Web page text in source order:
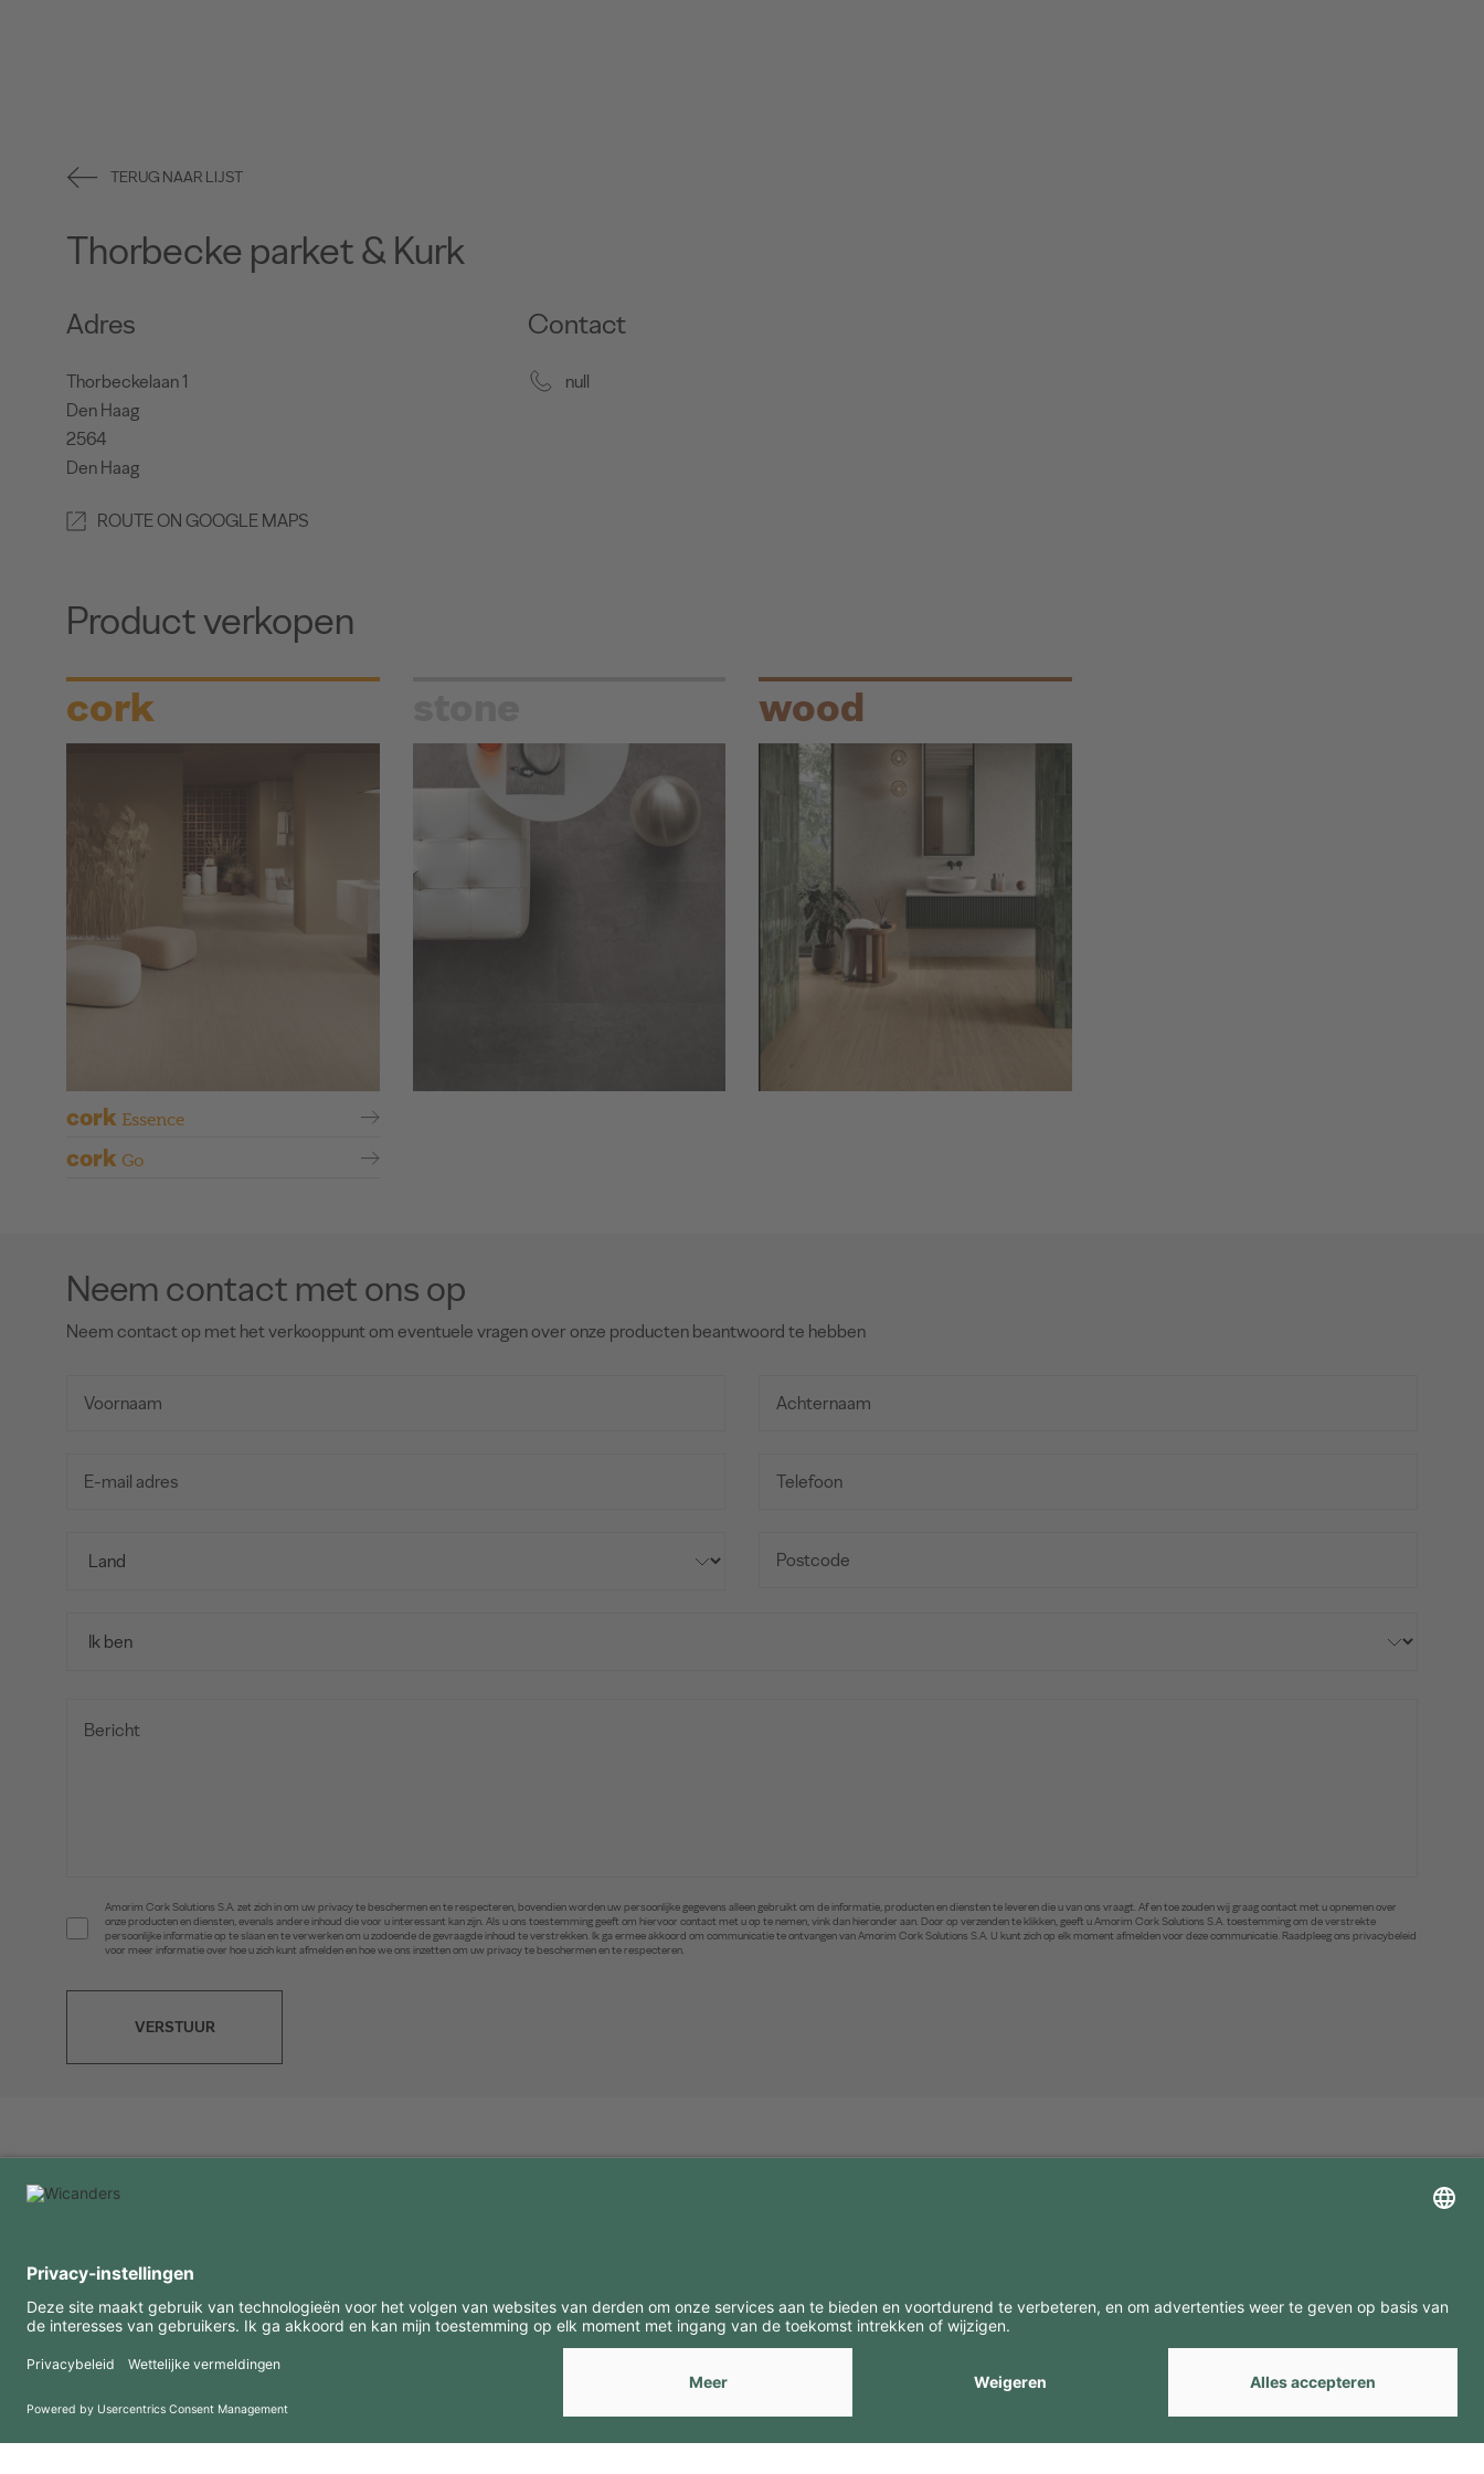
TERUG NAAR LIJST
Thorbecke parket & Kurk
Adres
Thorbeckelaan 1
Den Haag
2564
Den Haag
ROUTE ON GOOGLE MAPS
Contact
null
Product verkopen
cork
cork Essence
cork Go
wood
Neem contact met ons op
Neem contact op met het verkooppunt om eventuele vragen over onze producten beantwoord te hebben
Amorim Cork Solutions S.A. zet zich in om uw privacy te beschermen en te respecteren, bovendien worden uw persoonlijke gegevens alleen gebruikt om de informatie, producten en diensten te leveren die u van ons vraagt. Af en toe zouden wij graag contact met u opnemen over
onze producten en diensten, evenals andere inhoud die voor u interessant kan zijn. Als u ons toestemming geeft om hiervoor contact met u op te nemen, vink dan hieronder aan. Door op verzenden te klikken, geeft u Amorim Cork Solutions S.A. toestemming om de verstrekte
persoonlijke informatie op te slaan en te verwerken om u zodoende de gevraagde inhoud te verstrekken. Ik ga ermee akkoord om communicatie te ontvangen van Amorim Cork Solutions S.A. U kunt zich op elk moment afmelden voor deze communicatie. Raadpleeg ons privacybeleid
voor meer informatie over hoe u zich kunt afmelden en hoe we ons inzetten om uw privacy te beschermen en te respecteren.
VERSTUUR
FAQ
Gebruiksvoorwaarden
Privacybeleid
Downloads
Copyright 2026 © Amorim Cork Solutions. All rights reserved. byWebcomum